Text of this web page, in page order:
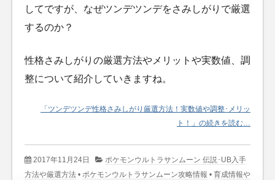
してですが、なぜツンデツンデをさみしがりで厳選
するのか？
性格さみしがりの厳選方法やメリットや実数値、調
整について紹介していきますね。
「ツンデツンデ性格さみしがり厳選方法！実数値や調整･メリッ
ト！」の続きを読む…
2017年11月24日
ポケモンウルトラサンムーン 伝説･UB入手
方法や厳選方法 • ポケモンウルトラサンムーン攻略情報 • 育成情報や